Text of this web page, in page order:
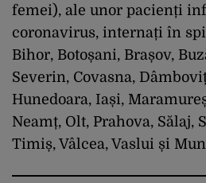
femei), ale unor pacienți
coronavirus, internați în
Bihor, Botoșani, Brașov,
Severin, Covasna,
Hunedoara, Iași,
Neamț, Olt, Prahova, Sălaj,
Timiș, Vâlcea, Vaslui și